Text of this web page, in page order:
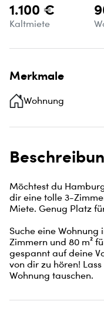
1.100 €
Kaltmiete
Merkmale
Wohnung
Möchtest du
dir eine tolle 3-
Miete. Genug Platz
Suche eine Wohnung
Zimmern und 80 m²
gespannt auf deine
von dir zu hören!
Wohnung tauschen.